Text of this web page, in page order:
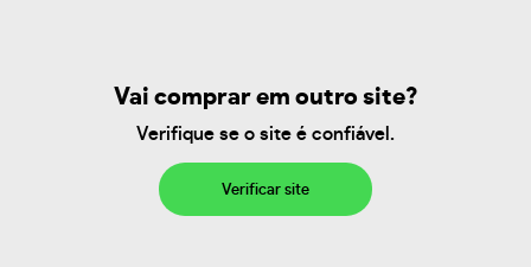
Vai comprar em outro site?
Verifique se o site é confiável.
Verificar site